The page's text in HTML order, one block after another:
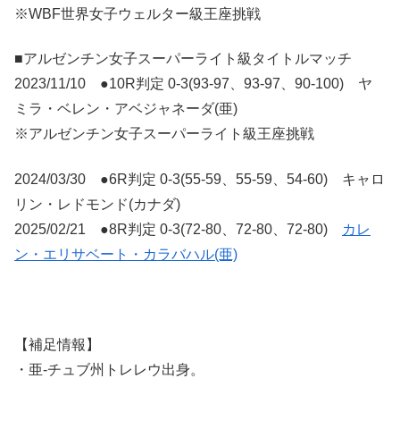
※WBF世界女子ウェルター級王座挑戦
■アルゼンチン女子スーパーライト級タイトルマッチ
2023/11/10 ●10R判定 0-3(93-97、93-97、90-100) ヤ
ミラ・ベレン・アベジャネーダ(亜)
※アルゼンチン女子スーパーライト級王座挑戦
2024/03/30 ●6R判定 0-3(55-59、55-59、54-60) キャロ
リン・レドモンド(カナダ)
2025/02/21 ●8R判定 0-3(72-80、72-80、72-80)
カレ
ン・エリサベート・カラバハル(亜)
【補足情報】
・亜-チュブ州トレレウ出身。